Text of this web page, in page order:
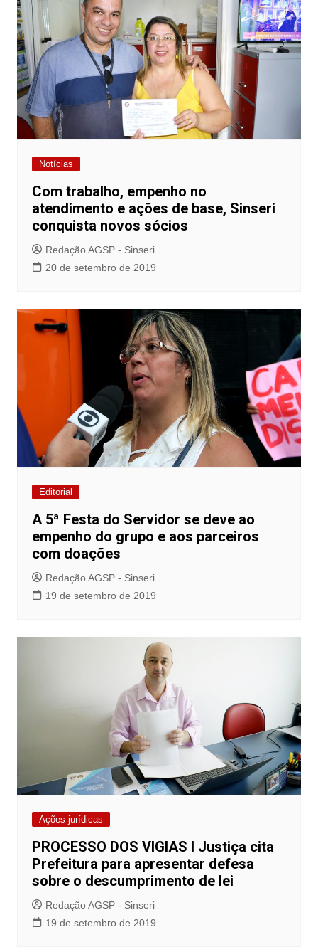
Notícias
Com trabalho, empenho no
atendimento e ações de base, Sinseri
conquista novos sócios
Redação AGSP - Sinseri
20 de setembro de 2019
Editorial
A 5ª Festa do Servidor se deve ao
empenho do grupo e aos parceiros
com doações
Redação AGSP - Sinseri
19 de setembro de 2019
Ações jurídicas
PROCESSO DOS VIGIAS I Justiça cita
Prefeitura para apresentar defesa
sobre o descumprimento de lei
Redação AGSP - Sinseri
19 de setembro de 2019